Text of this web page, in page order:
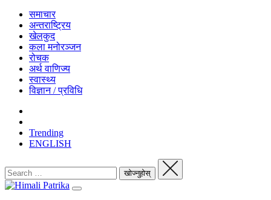
समाचार
अन्तराष्ट्रिय
खेलकुद
कला मनोरञ्जन
रोचक
अर्थ वाणिज्य
स्वास्थ्य
विज्ञान / प्रविधि
Trending
ENGLISH